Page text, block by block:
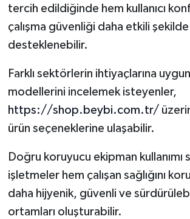
tercih edildiğinde hem kullanıcı
çalışma güvenliği daha etkili şekilde
desteklenebilir.
Farklı sektörlerin ihtiyaçlarına
modellerini incelemek isteyenler,
https://shop.beybi.com.tr/
ürün seçeneklerine ulaşabilir.
Doğru koruyucu ekipman kullanımı
işletmeler hem çalışan sağlığını
daha hijyenik, güvenli ve
ortamları oluşturabilir.